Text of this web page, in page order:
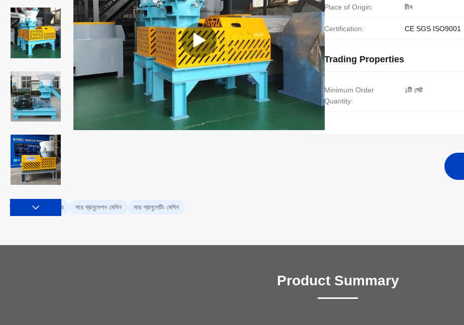
Place of Origin: চীন
Certification: CE SGS ISO9001
Trading Properties
Minimum Order
Quantity:
১টি সেট
সার গ্রানুলেটর সার গ্রানুলেশন মেশিন সার গ্রানুলেটিং মেশিন
Product Summary